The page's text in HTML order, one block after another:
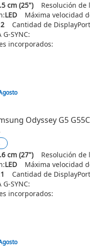
cm (25") Resolución de
LED Máxima velocidad
2 Cantidad de
G-SYNC:
incorporados:
Odyssey G5
cm (27") Resolución de
LED Máxima velocidad
1 Cantidad de
G-SYNC:
incorporados: